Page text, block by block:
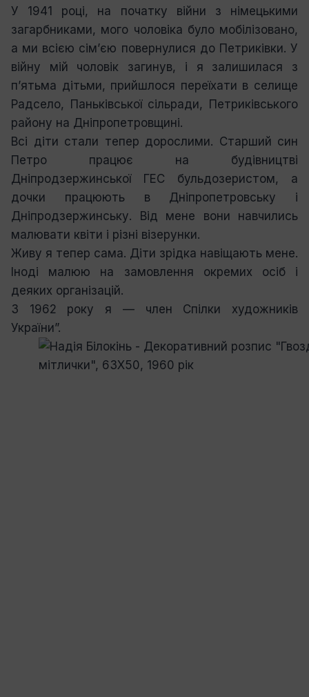
У 1941 році, на початку війни з німецькими
загарбниками, мого чоловіка було мобілізовано,
а ми всією сім’єю повернулися до Петриківки. У
війну мій чоловік загинув, і я залишилася з
п’ятьма дітьми, прийшлося переїхати в селище
Радсело, Паньківської сільради, Петриківського
району на Дніпропетровщині.
Всі діти стали тепер дорослими. Старший син
Петро працює на будівництві
Дніпродзержинської ГЕС бульдозеристом, а
дочки працюють в Дніпропетровську і
Дніпродзержинську. Від мене вони навчились
малювати квіти і різні візерунки.
Живу я тепер сама. Діти зрідка навіщають мене.
Іноді малюю на замовлення окремих осіб і
деяких організацій.
З 1962 року я — член Спілки художників
України”.